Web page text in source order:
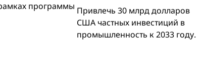
программы Привлечь 30 млрд долларов
США частных инвестиций в
промышленность к 2033 году.